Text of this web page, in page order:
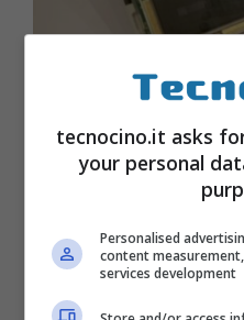
Nuovo Surface
tecnocino.it asks
your personal
Personalised
content
services development